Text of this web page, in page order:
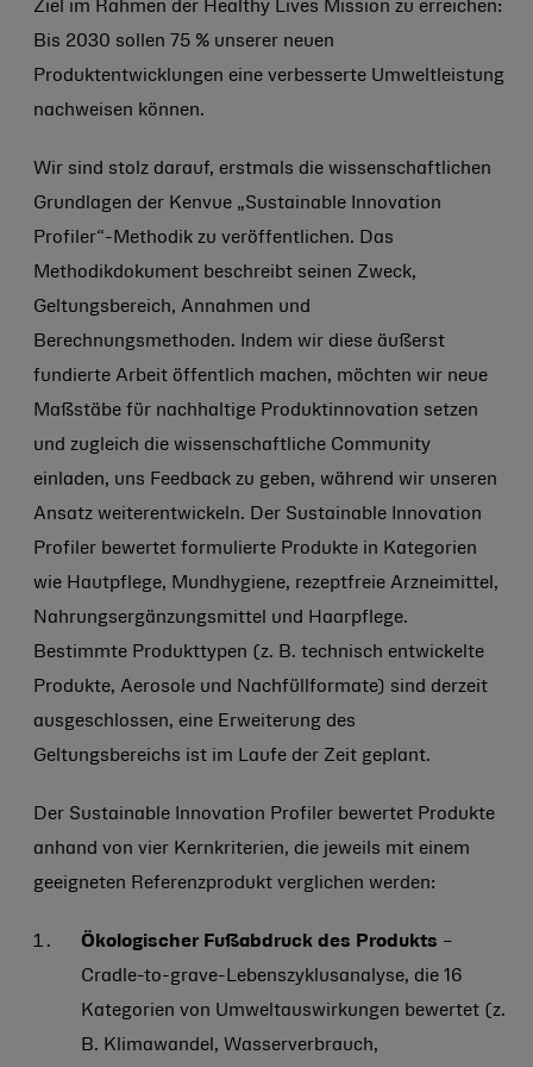
Ziel im Rahmen der Healthy Lives Mission zu erreichen:
Bis 2030 sollen 75 % unserer neuen
Produktentwicklungen eine verbesserte Umweltleistung
nachweisen können.
Wir sind stolz darauf, erstmals die wissenschaftlichen
Grundlagen der Kenvue „Sustainable Innovation
Profiler“-Methodik zu veröffentlichen. Das
Methodikdokument beschreibt seinen Zweck,
Geltungsbereich, Annahmen und
Berechnungsmethoden. Indem wir diese äußerst
fundierte Arbeit öffentlich machen, möchten wir neue
Maßstäbe für nachhaltige Produktinnovation setzen
und zugleich die wissenschaftliche Community
einladen, uns Feedback zu geben, während wir unseren
Ansatz weiterentwickeln. Der Sustainable Innovation
Profiler bewertet formulierte Produkte in Kategorien
wie Hautpflege, Mundhygiene, rezeptfreie Arzneimittel,
Nahrungsergänzungsmittel und Haarpflege.
Bestimmte Produkttypen (z. B. technisch entwickelte
Produkte, Aerosole und Nachfüllformate) sind derzeit
ausgeschlossen, eine Erweiterung des
Geltungsbereichs ist im Laufe der Zeit geplant.
Der Sustainable Innovation Profiler bewertet Produkte
anhand von vier Kernkriterien, die jeweils mit einem
geeigneten Referenzprodukt verglichen werden:
Ökologischer Fußabdruck des Produkts –
Cradle-to-grave-Lebenszyklusanalyse, die 16
Kategorien von Umweltauswirkungen bewertet (z.
B. Klimawandel, Wasserverbrauch,